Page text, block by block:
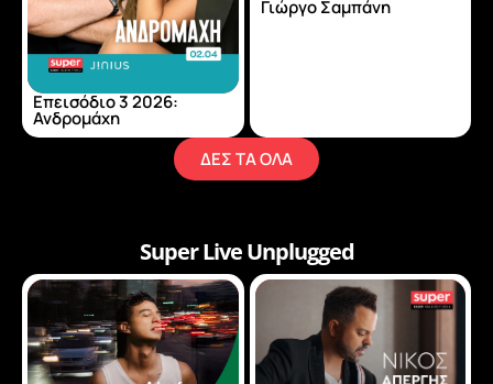
Επεισόδιο 3 2026:
Ανδρομάχη
Γιώργο Σαμπάνη
ΔΕΣ ΤΑ ΟΛΑ
Super Live Unplugged